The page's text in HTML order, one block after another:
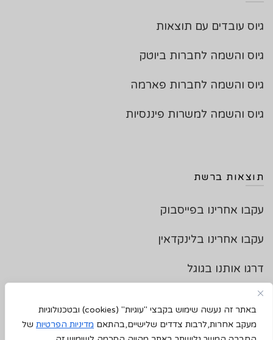
באתר זה נעשה שימוש בקבצי "עוגיות" (cookies) ובטכנולוגיות
מעקב אחרות,לרבות צדדים שלישיים,בהתאם מדיניות הפרטיות של
גיוס עובדים עם תוצאות
גיוס והשמה לחברות ביוטק
גיוס והשמה לחברות פארמה
גיוס והשמה למשרות פיננסיות
תוצאות ברשת
עקבו אחרינו בפייסבוק
עקבו אחרינו בלינקדאין
דרגו אותנו בגוגל
צרו איתנו קשר